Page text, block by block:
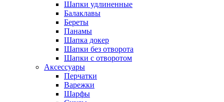
Шапки удлиненные
Балаклавы
Береты
Панамы
Шапка докер
Шапки без отворота
Шапки с отворотом
Аксессуары
Перчатки
Варежки
Шарфы